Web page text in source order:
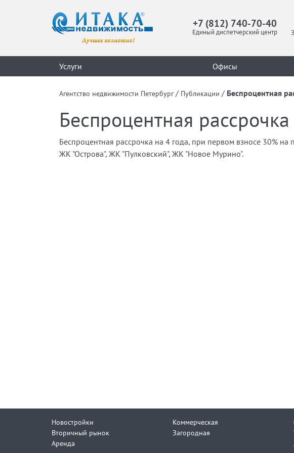
+7 (812) 740-70-40
Единый диспетчерский центр
Услуги Офисы
Агентство недвижимости Петербург / Публикации / Беспроцентная
Беспроцентная
Беспроцентная рассрочка на 4 года, при первом взносе 30%
ЖК "Острова", ЖК "Пулковский", ЖК "Новое Мурино".
Новостройки
Вторичный рынок
Аренда
Коммерческая
Загородная